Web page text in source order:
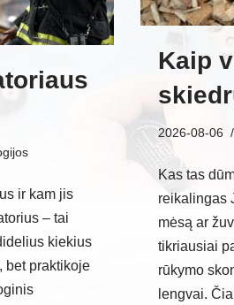
ir kam jis
– tai
kiekius
bet praktikoje
Kaip
2026-08-06
Kas tas
reikalingas
mėsą ar
tikriausiai
rūkymo
lengvai.